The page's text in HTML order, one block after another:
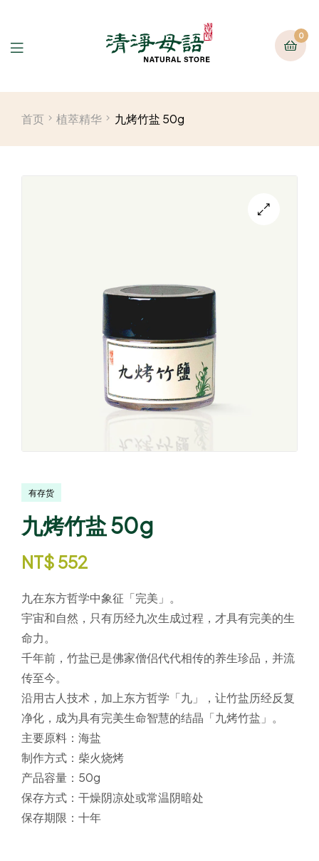
0
首页 植萃精华 九烤竹盐 50g
有存货
九烤竹盐 50g
NT$ 552
九在东方哲学中象征「完美」。
宇宙和自然，只有历经九次生成过程，才具有完美的生
命力。
千年前，竹盐已是佛家僧侣代代相传的养生珍品，并流
传至今。
沿用古人技术，加上东方哲学「九」，让竹盐历经反复
净化，成为具有完美生命智慧的结晶「九烤竹盐」。
主要原料： 海盐
制作方式： 柴火烧烤
产品容量： 50g
保存方式： 干燥阴凉处或常温阴暗处
保存期限： 十年